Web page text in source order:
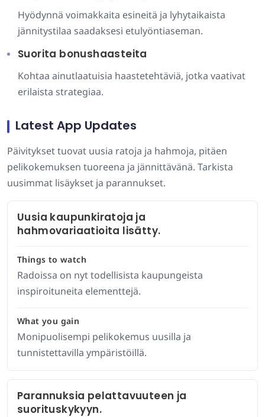
Hyödynnä voimakkaita esineitä ja lyhytaikaista
jännitystilaa saadaksesi etulyöntiaseman.
Suorita bonushaasteita
Kohtaa ainutlaatuisia haastetehtäviä, jotka vaativat
erilaista strategiaa.
Latest App Updates
Päivitykset tuovat uusia ratoja ja hahmoja, pitäen
pelikokemuksen tuoreena ja jännittävänä. Tarkista
uusimmat lisäykset ja parannukset.
Uusia kaupunkiratoja ja
hahmovariaatioita lisätty.
Things to watch
Radoissa on nyt todellisista kaupungeista
inspiroituneita elementtejä.
What you gain
Monipuolisempi pelikokemus uusilla ja
tunnistettavilla ympäristöillä.
Parannuksia pelattavuuteen ja
suorituskykyyn.